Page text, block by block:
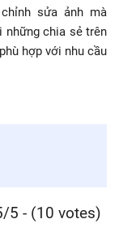
sửa ảnh mà
những chia sẻ trên
hợp với nhu cầu
5 - (10 votes)